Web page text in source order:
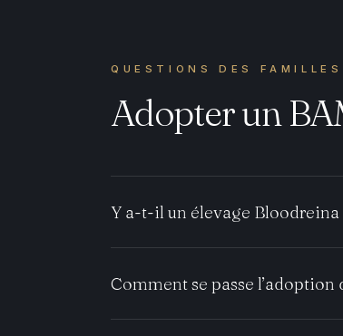
QUESTIONS DES FAMILLES
Adopter un
Y a-t-il un élevage Bloodreina
Comment se passe l’adoption